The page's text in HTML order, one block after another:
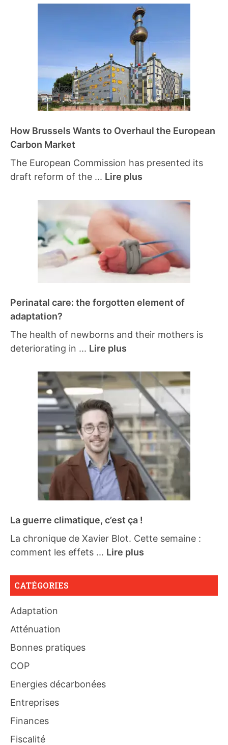
How Brussels Wants to Overhaul the European
Carbon Market
The European Commission has presented its
draft reform of the ... Lire plus
Perinatal care: the forgotten element of
adaptation?
The health of newborns and their mothers is
deteriorating in ... Lire plus
La guerre climatique, c’est ça !
La chronique de Xavier Blot. Cette semaine :
comment les effets ... Lire plus
CATÉGORIES
Adaptation
Atténuation
Bonnes pratiques
COP
Energies décarbonées
Entreprises
Finances
Fiscalité